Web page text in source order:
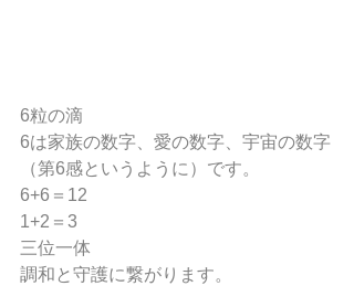
6粒の滴
6は家族の数字、愛の数字、宇宙の数字
（第6感というように）です。
6+6＝12
1+2＝3
三位一体
調和と守護に繋がります。